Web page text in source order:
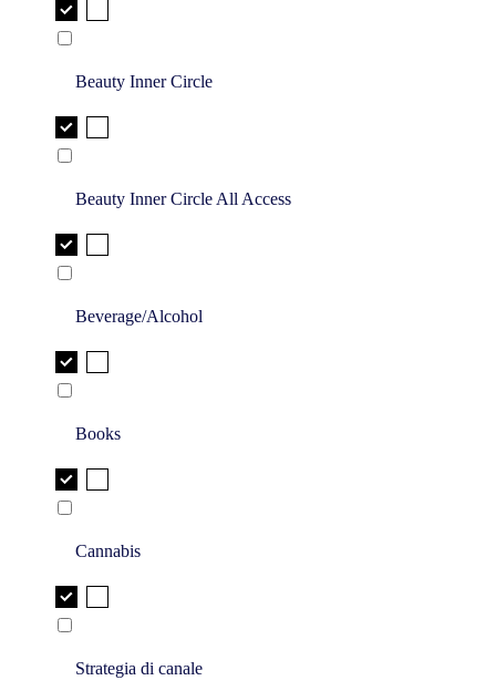
Beauty Inner Circle
Beauty Inner Circle All Access
Beverage/Alcohol
Books
Cannabis
Strategia di canale